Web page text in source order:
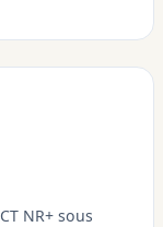
NR+ sous